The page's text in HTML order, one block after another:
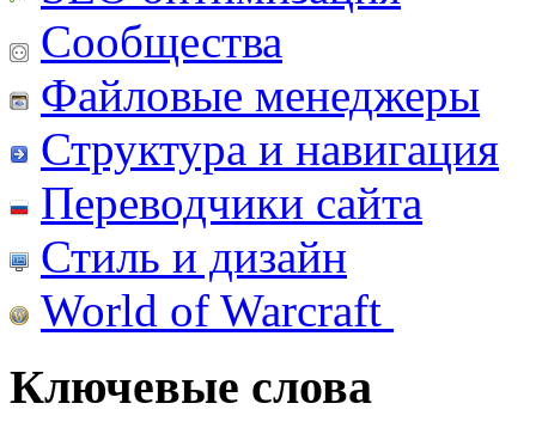
Сообщества
Файловые менеджеры
Структура и навигация
Переводчики сайта
Стиль и дизайн
World of Warcraft
Ключевые слова